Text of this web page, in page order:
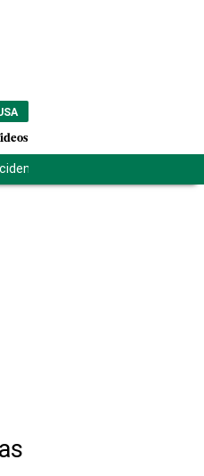
Los Ríos